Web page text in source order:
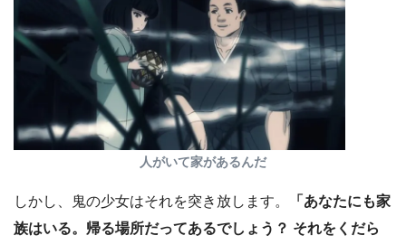
人がいて家があるんだ
しかし、鬼の少女はそれを突き放します。
「あなたにも家
族はいる。帰る場所だってあるでしょう？ それをくだら